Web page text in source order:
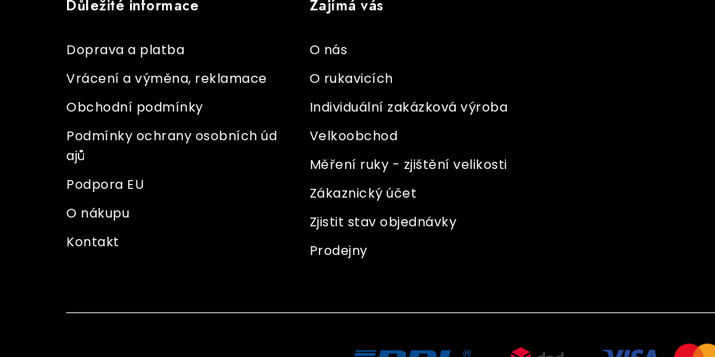
Důležité informace
Doprava a platba
Vrácení a výměna, reklamace
Obchodní podmínky
Podmínky ochrany osobních úd
ajů
Podpora EU
O nákupu
Kontakt
Zajímá vás
O nás
O rukavicích
Individuální zakázková výroba
Velkoobchod
Měření ruky - zjištění velikosti
Zákaznický účet
Zjistit stav objednávky
Prodejny